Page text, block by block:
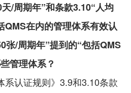
/周期年”和条款3.10“人均
QMS在内的管理体系有效认
张/周期年”提到的“包括QMS
管理体系？
系认证规则》3.9和3.10条款